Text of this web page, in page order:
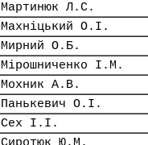
Мартинюк Л.С.
Махніцький О.І.
Мирний О.Б.
Мірошниченко І.М.
Мохник А.В.
Панькевич О.І.
Сех І.І.